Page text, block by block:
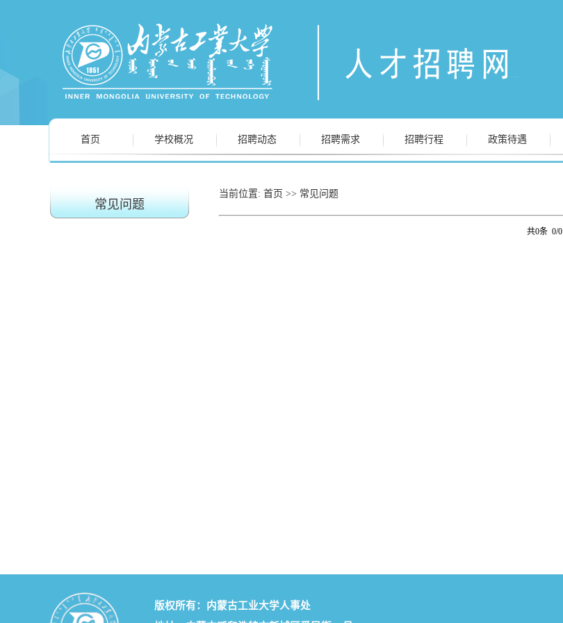
首页 学校概况 招聘动态 招聘需求 招聘行程 政策待遇
常见问题
当前位置: 首页 >> 常见问题
共0条 0/0
版权所有：内蒙古工业大学人事处